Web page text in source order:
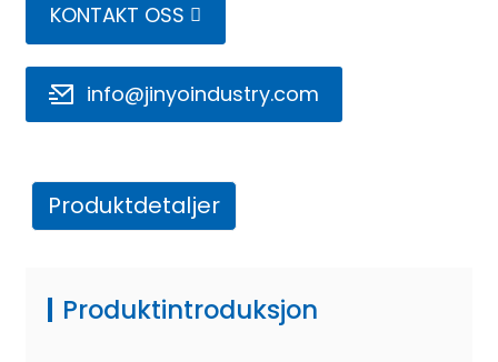
KONTAKT OSS
info@jinyoindustry.com
Produktdetaljer
Produktintroduksjon